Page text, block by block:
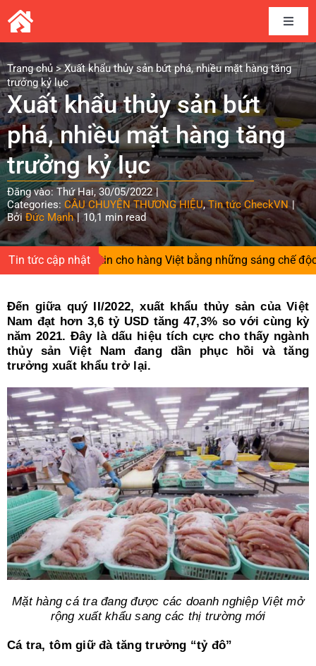
Skip
to
content
Toggle
Home
Câu chuyện thương hiệu
Kết nối cung cầu
Chia sẻ kinh nghiệm
Tài liệu
Search
for:
Trang chủ>Xuất khẩu thủy sản bứt phá, nhiều mặt hàng tăng
trưởng kỷ lục
Xuất khẩu thủy sản bứt
phá, nhiều mặt hàng tăng
trưởng kỷ lục
Đăng vào: Thứ Hai, 30/05/2022 |
Categories: CÂU CHUYỆN THƯƠNG HIỆU,Tin tức CheckVN |
BởiĐức Mạnh | 10,1 min read
Tin tức cập nhật
gieo niềm tin cho hàng Việt bằng những sáng chế độc quyền
Đến giữa quý II/2022, xuất khẩu thủy sản của Việt
Nam đạt hơn 3,6 tỷ USD tăng 47,3% so với cùng kỳ
năm 2021. Đây là dấu hiệu tích cực cho thấy ngành
thủy sản Việt Nam đang dần phục hồi và tăng
trưởng xuất khẩu trở lại.
Mặt hàng cá tra đang được các doanh nghiệp Việt mở
rộng xuất khẩu sang các thị trường mới
Cá tra, tôm giữ đà tăng trưởng “tỷ đô”